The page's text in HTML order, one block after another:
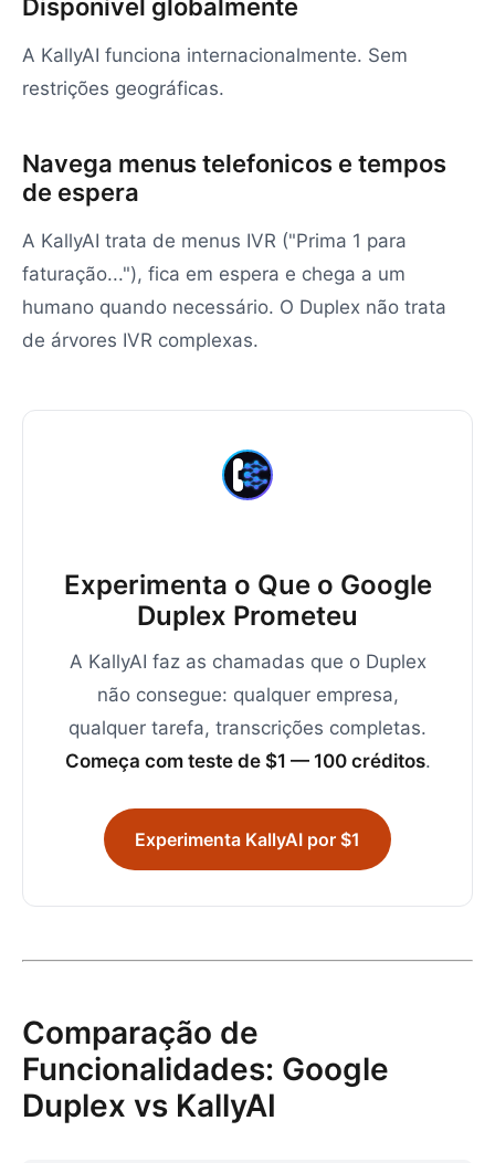
Disponível globalmente
A KallyAI funciona internacionalmente. Sem
restrições geográficas.
Navega menus telefonicos e tempos
de espera
A KallyAI trata de menus IVR ("Prima 1 para
faturação..."), fica em espera e chega a um
humano quando necessário. O Duplex não trata
de árvores IVR complexas.
Experimenta o Que o Google
Duplex Prometeu
A KallyAI faz as chamadas que o Duplex
não consegue: qualquer empresa,
qualquer tarefa, transcrições completas.
Começa com teste de $1 — 100 créditos.
Experimenta KallyAI por $1
Comparação de
Funcionalidades: Google
Duplex vs KallyAI